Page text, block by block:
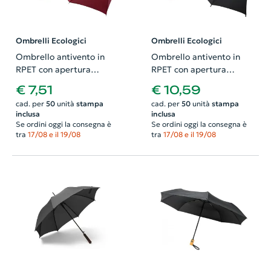
Ombrelli Ecologici
Ombrello antivento in
RPET con apertura
legno ø1040×840mm
€ 7,51
cad. per 50unità stampa
inclusa
Se ordini oggi la consegna è
tra 17/08 e il 19/08
Ombrelli Ecologici
Ombrello antivento in
RPET con apertura
legno ø1050×885mm
€ 10,59
cad. per 50unità stampa
inclusa
Se ordini oggi la consegna è
tra 17/08 e il 19/08